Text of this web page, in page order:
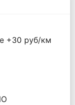
+30 руб/км